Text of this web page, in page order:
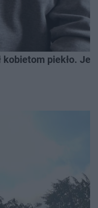
kobietom piekło.